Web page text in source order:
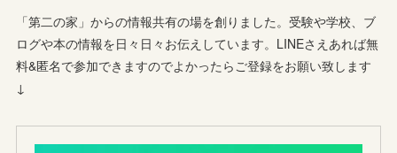
「第二の家」からの情報共有の場を創りました。受験や学校、ブ
ログや本の情報を日々日々お伝えしています。LINEさえあれば無
料&匿名で参加できますのでよかったらご登録をお願い致します
↓